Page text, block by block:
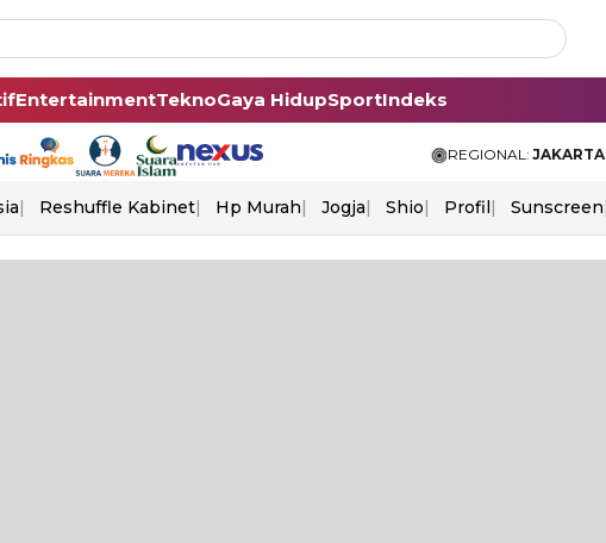
EntertainmentTeknoGaya HidupSportIndeks
REGIONAL: JAKARTA
Reshuffle Kabinet Hp Murah Jogja Shio Profil Sunscreen